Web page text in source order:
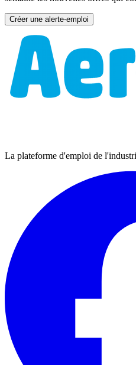
Créer une alerte-emploi
La plateforme d'emploi de